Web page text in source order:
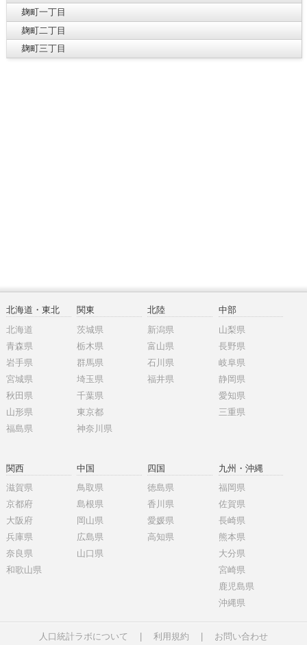
麹町一丁目
麹町二丁目
麹町三丁目
北海道・東北
北海道
青森県
岩手県
宮城県
秋田県
山形県
福島県
関東
茨城県
栃木県
群馬県
埼玉県
千葉県
東京都
神奈川県
北陸
新潟県
富山県
石川県
福井県
中部
山梨県
長野県
岐阜県
静岡県
愛知県
三重県
関西
滋賀県
京都府
大阪府
兵庫県
奈良県
和歌山県
中国
鳥取県
島根県
岡山県
広島県
山口県
四国
徳島県
香川県
愛媛県
高知県
九州・沖縄
福岡県
佐賀県
長崎県
熊本県
大分県
宮崎県
鹿児島県
沖縄県
人口統計ラボについて 利用規約 お問い合わせ